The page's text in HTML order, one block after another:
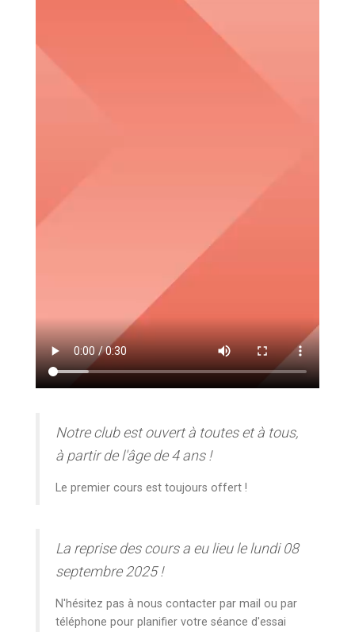
Notre club est ouvert à toutes et à tous,
à partir de l'âge de 4 ans !
Le premier cours est toujours offert !
La reprise des cours a eu lieu le lundi 08
septembre 2025 !
N'hésitez pas à nous contacter par mail ou par
téléphone pour planifier votre séance d'essai